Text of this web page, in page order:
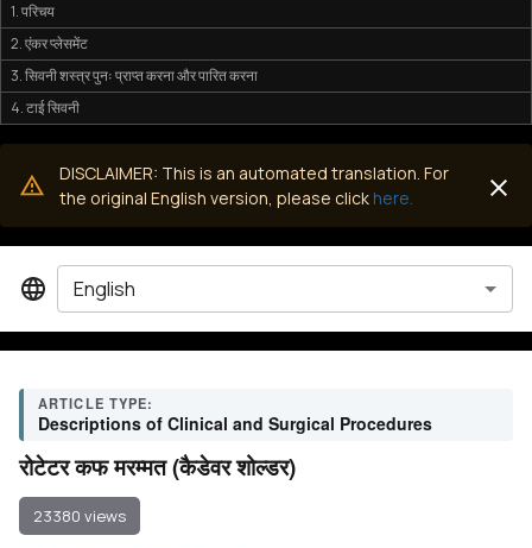
1. परिचय
2. एंकर प्लेसमेंट
3. सिवनी शस्त्र पुनः प्राप्त करना और पारित करना
4. टाई सिवनी
DISCLAIMER: This is an automated translation. For
the original English version, please click here.
ARTICLE TYPE:
Descriptions of Clinical and Surgical Procedures
रोटेटर कफ मरम्मत (कैडेवर शोल्डर)
23380 views
English